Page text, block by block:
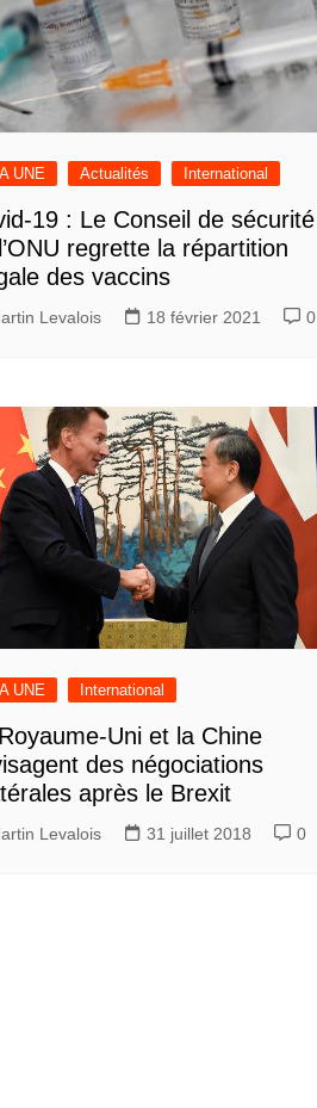
UNE Actualités International
19 : Le Conseil de sécurité
regrette la répartition
des vaccins
Levalois 18 février 2021 0
UNE International
Uni et la Chine
des négociations
après le Brexit
Levalois 31 juillet 2018 0